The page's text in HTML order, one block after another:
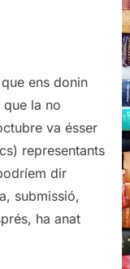
ens donin
la no
va ésser
representants
dir
submissió,
ha anat